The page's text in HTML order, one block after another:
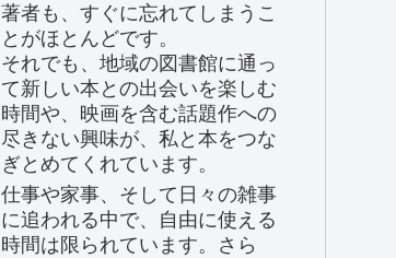
著者も、すぐに忘れてしまうこ
とがほとんどです。
それでも、地域の図書館に通っ
て新しい本との出会いを楽しむ
時間や、映画を含む話題作への
尽きない興味が、私と本をつな
ぎとめてくれています。
仕事や家事、そして日々の雑事
に追われる中で、自由に使える
時間は限られています。さら